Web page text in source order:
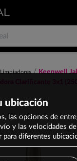
Limpiadores
Keenwell
Clarificante 3x1
ubicación
las opciones de
y las velocidades
para diferentes